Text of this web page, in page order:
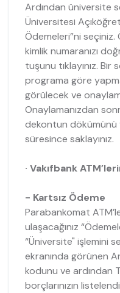
Ardından üniversite
Üniversitesi
Ödemeleri”ni seçiniz.
kimlik numaranızı
tuşunu tıklayınız.
programa göre
görülecek ve
Onaylamanızdan
dekontun dökümünü
süresince saklayınız.
· Vakıfbank
- Kartsız Ödeme
Parabankomat
ulaşacağınız
“Üniversite" işlemini
ekranında görünen
kodunu ve ardından
borçlarınızın